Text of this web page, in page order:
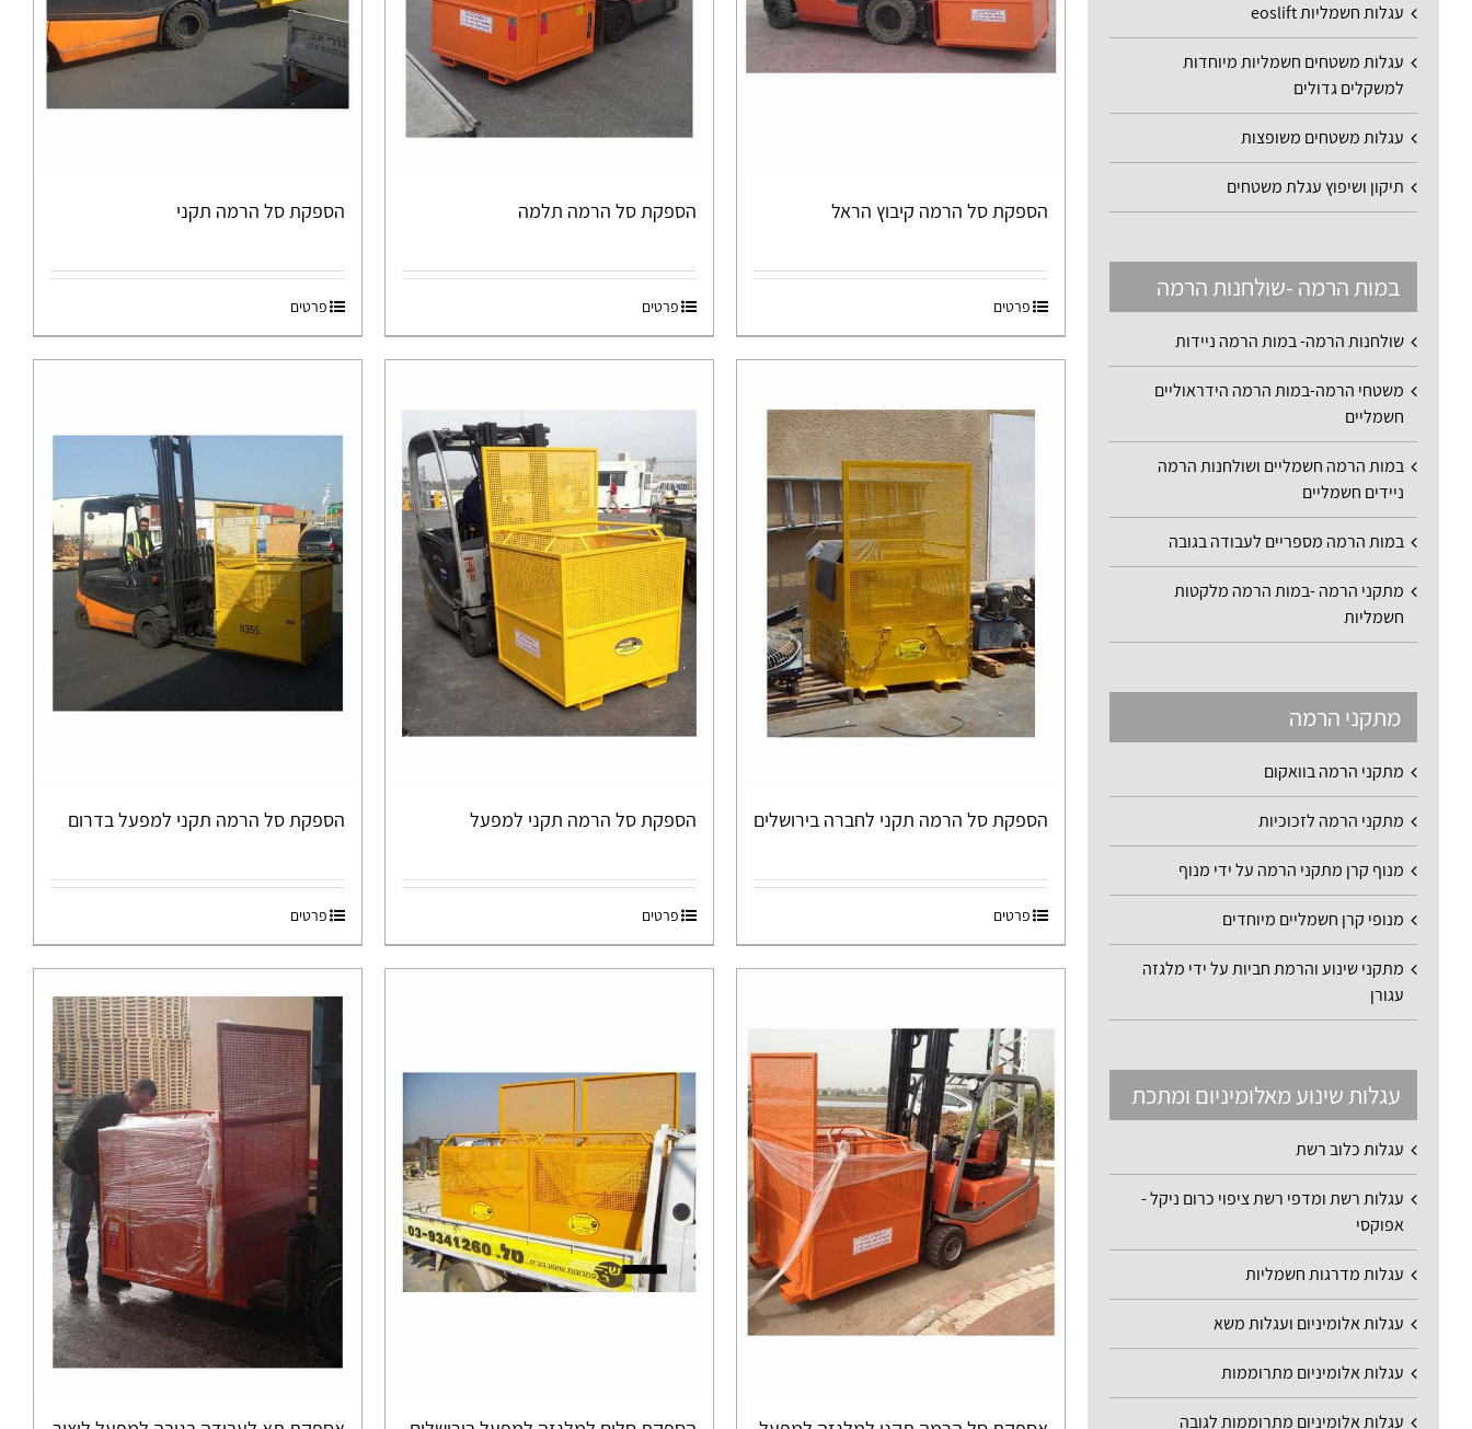
הספקת סל הרמה קיבוץ הראל
פרטים
הספקת סל הרמה תלמה
פרטים
הספקת סל הרמה תקני
פרטים
הספקת סל הרמה תקני לחברה בירושלים
פרטים
הספקת סל הרמה תקני למפעל
פרטים
הספקת סל הרמה תקני למפעל בדרום
פרטים
עגלות חשמליות eoslift
עגלות משטחים חשמליות מיוחדות
למשקלים גדולים
עגלות משטחים משופצות
תיקון ושיפוץ עגלת משטחים
במות הרמה -שולחנות הרמה
שולחנות הרמה- במות הרמה ניידות
משטחי הרמה-במות הרמה הידראוליים
חשמליים
במות הרמה חשמליים ושולחנות הרמה
ניידים חשמליים
במות הרמה מספריים לעבודה בגובה
מתקני הרמה -במות הרמה מלקטות
חשמליות
מתקני הרמה
מתקני הרמה בוואקום
מתקני הרמה לזכוכיות
מנוף קרן מתקני הרמה על ידי מנוף
מנופי קרן חשמליים מיוחדים
מתקני שינוע והרמת חביות על ידי מלגזה
עגורן
עגלות שינוע מאלומיניום ומתכת
עגלות כלוב רשת
עגלות רשת ומדפי רשת ציפוי כרום ניקל -
אפוקסי
עגלות מדרגות חשמליות
עגלות אלומיניום ועגלות משא
עגלות אלומיניום מתרוממות
עגלות אלומיניום מתרוממות לגובה